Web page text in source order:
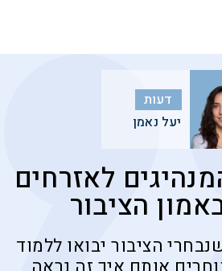
דעות
יעל נאמן
לאזרחים
הציבור
הציבור יבואו ללמוד